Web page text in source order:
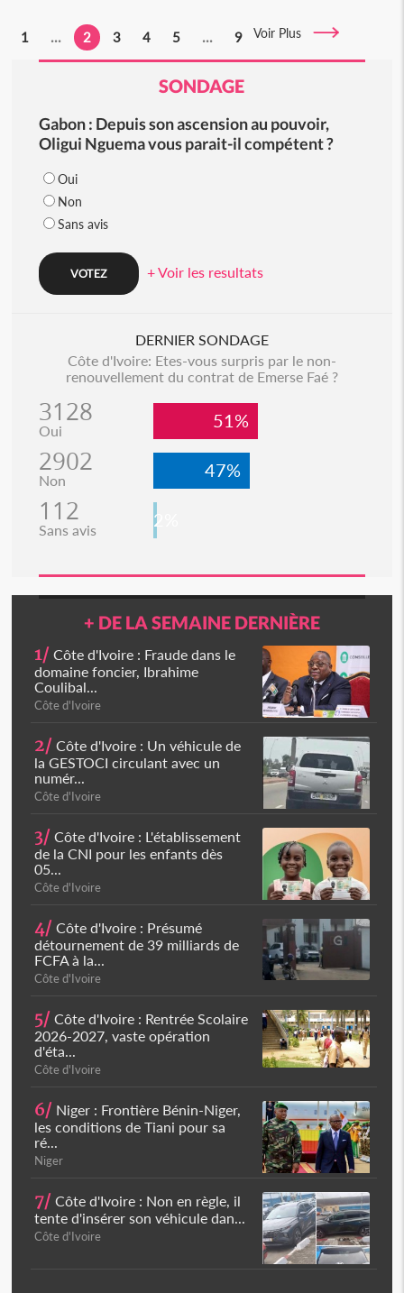
1 ... 2 3 4 5 ... 9 Voir Plus
SONDAGE
Gabon : Depuis son ascension au pouvoir,
Oligui Nguema vous parait-il compétent ?
Oui
Non
Sans avis
+ Voir les resultats
DERNIER SONDAGE
Côte d'Ivoire: Etes-vous surpris par le non-
renouvellement du contrat de Emerse Faé ?
3128
Oui 51%
2902
Non 47%
112
Sans avis 2%
+ DE LA SEMAINE DERNIÈRE
1/ Côte d'Ivoire : Fraude dans le
domaine foncier, Ibrahime
Coulibal...
Côte d'Ivoire
2/ Côte d'Ivoire : Un véhicule de
la GESTOCI circulant avec un
numér...
Côte d'Ivoire
3/ Côte d'Ivoire : L'établissement
de la CNI pour les enfants dès
05...
Côte d'Ivoire
4/ Côte d'Ivoire : Présumé
détournement de 39 milliards de
FCFA à la...
Côte d'Ivoire
5/ Côte d'Ivoire : Rentrée Scolaire
2026-2027, vaste opération
d'éta...
Côte d'Ivoire
6/ Niger : Frontière Bénin-Niger,
les conditions de Tiani pour sa
ré...
Niger
7/ Côte d'Ivoire : Non en règle, il
tente d'insérer son véhicule dan...
Côte d'Ivoire